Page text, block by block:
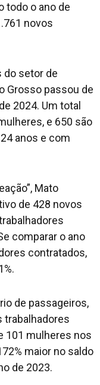
todo o ano de
novos
do setor de
Grosso passou de
2024. Um total
e 650 são
anos e com
Mato
de 428 novos
comparar o ano
contratados,
de passageiros,
trabalhadores
101 mulheres nos
maior no saldo
de 2023.